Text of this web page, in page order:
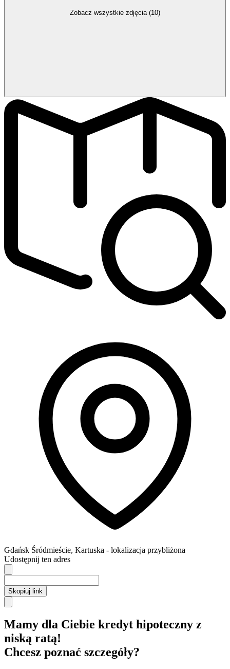
Zobacz wszystkie zdjęcia (10)
Gdańsk Śródmieście, Kartuska - lokalizacja przybliżona
Udostępnij ten adres
Skopiuj link
Mamy dla Ciebie kredyt hipoteczny z
niską ratą!
Chcesz poznać szczegóły?